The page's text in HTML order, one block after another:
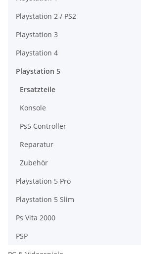
Playstation 2 / PS2
Playstation 3
Playstation 4
Playstation 5
Ersatzteile
Konsole
Ps5 Controller
Reparatur
Zubehör
Playstation 5 Pro
Playstation 5 Slim
Ps Vita 2000
PSP